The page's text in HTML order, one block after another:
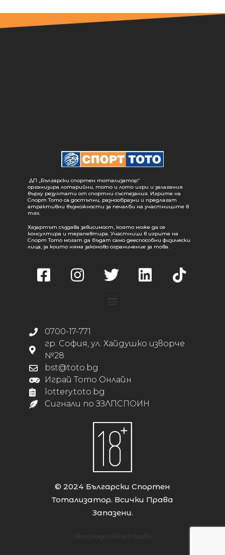
ДП „Български спортен тотализатор“
организира лотарийни, тото и лото игри и залагания
върху резултати от спортни състезания. Игрите на
Спорт Тото са достъпни, разнообразни и предлагат
атрактивни възможности за печалби на участниците в
тях.
Хазартът създава зависимост, която може да се
консултира и терапевтира. Участници в игрите на
Спорт Тото могат да бъдат само дееспособни физически
лица, за които няма законово ограничение за това.
0700-17-771
гр. София, ул. Хайдушко изворче
№28
bst@toto.bg
Играй Тото Онлайн
lottery.toto.bg
Сигнали по ЗЗЛПСПОИН
© 2024 Български Спортен
Тотализатор. Всички Права
Запазени.
Web Design: Almart Studio